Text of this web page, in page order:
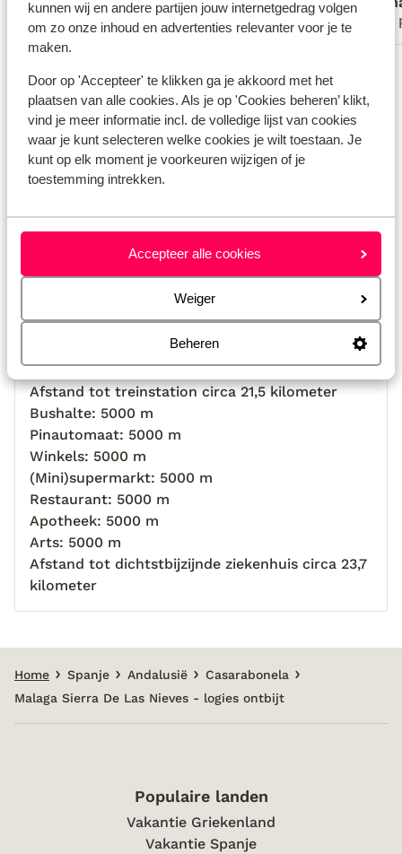
kunnen wij en andere partijen jouw internetgedrag volgen
om zo onze inhoud en advertenties relevanter voor je te
maken.
Door op 'Accepteer' te klikken ga je akkoord met het
plaatsen van alle cookies. Als je op 'Cookies beheren’ klikt,
vind je meer informatie incl. de volledige lijst van cookies
waar je kunt selecteren welke cookies je wilt toestaan. Je
kunt op elk moment je voorkeuren wijzigen of je
toestemming intrekken.
Accepteer alle cookies
Weiger
Beheren
te zetten voordat de gasten arriveren.
Met familie
Locatie
Strand: 57 km
Luchthaven: 42 km
Afstand tot treinstation circa 21,5 kilometer
Bushalte: 5000 m
Pinautomaat: 5000 m
Winkels: 5000 m
(Mini)supermarkt: 5000 m
Restaurant: 5000 m
Apotheek: 5000 m
Arts: 5000 m
Afstand tot dichtstbijzijnde ziekenhuis circa 23,7
kilometer
Home Spanje Andalusië
Casarabonela
Malaga Sierra De Las Nieves - logies ontbijt
Populaire landen
Vakantie Griekenland
Vakantie Spanje